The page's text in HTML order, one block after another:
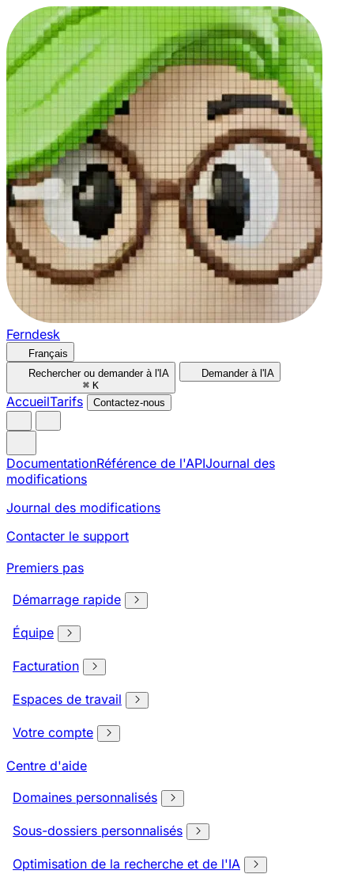
Ferndesk
Français
Rechercher ou demander à l'IA
⌘ K
Demander à l'IA
AccueilTarifs Contactez-nous
DocumentationRéférence de l'APIJournal des
modifications
Journal des modifications
Contacter le support
Premiers pas
Démarrage rapide
Équipe
Facturation
Espaces de travail
Votre compte
Centre d'aide
Domaines personnalisés
Sous-dossiers personnalisés
Optimisation de la recherche et de l'IA